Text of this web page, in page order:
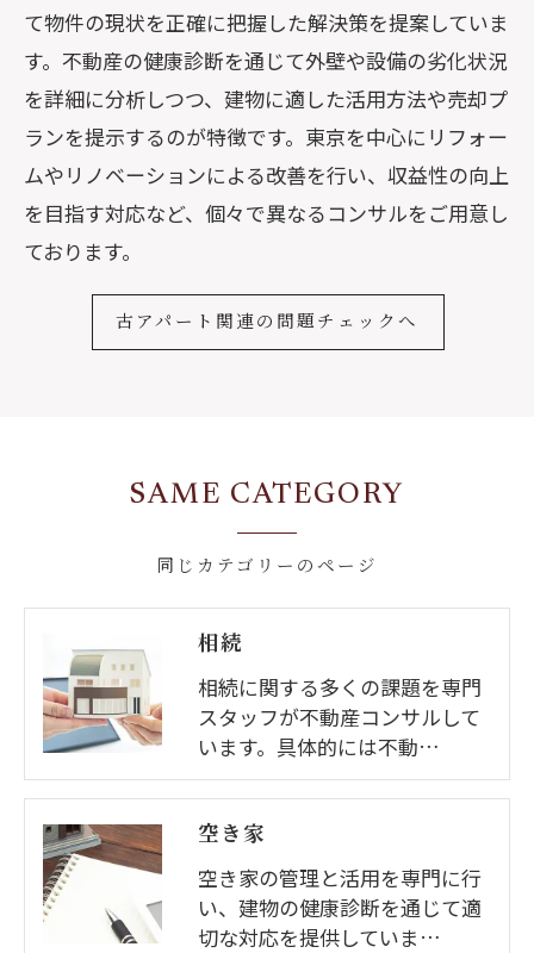
て物件の現状を正確に把握した解決策を提案していま
す。不動産の健康診断を通じて外壁や設備の劣化状況
を詳細に分析しつつ、建物に適した活用方法や売却プ
ランを提示するのが特徴です。東京を中心にリフォー
ムやリノベーションによる改善を行い、収益性の向上
を目指す対応など、個々で異なるコンサルをご用意し
ております。
古アパート関連の問題チェックへ
同じカテゴリーのページ
SAME CATEGORY
相続
相続に関する多くの課題を専門
スタッフが不動産コンサルして
います。具体的には不動…
空き家
空き家の管理と活用を専門に行
い、建物の健康診断を通じて適
切な対応を提供していま…